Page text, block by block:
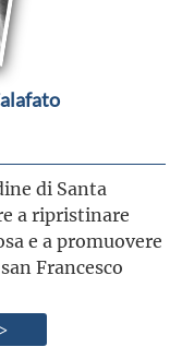
di Santa
a ripristinare
e a promuovere
Francesco